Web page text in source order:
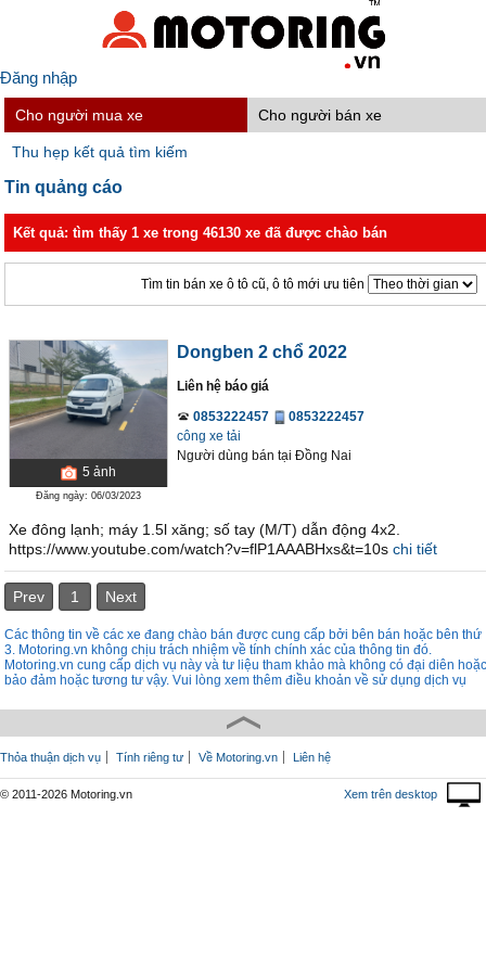
Đăng nhập
Cho người mua xe Cho người bán xe
Thu hẹp kết quả tìm kiếm
Tin quảng cáo
Kết quả: tìm thấy 1 xe trong 46130 xe đã được chào bán
Tìm tin bán xe ô tô cũ, ô tô mới ưu tiên
5 ảnh
Đăng ngày: 06/03/2023
Dongben 2 chổ 2022
Liên hệ báo giá
0853222457
0853222457
công xe tải
Người dùng bán tại Ðồng Nai
Xe đông lạnh; máy 1.5l xăng; số tay (M/T) dẫn động 4x2.
https://www.youtube.com/watch?v=flP1AAABHxs&t=10s chi tiết
Prev 1 Next
Các thông tin về các xe đang chào bán được cung cấp bởi bên bán hoặc bên thứ
3. Motoring.vn không chịu trách nhiệm về tính chính xác của thông tin đó.
Motoring.vn cung cấp dịch vụ này và tư liệu tham khảo mà không có đại diên hoặc
bảo đảm hoặc tương tư vậy. Vui lòng xem thêm điều khoản về sử dụng dịch vụ
Thỏa thuận dịch vụ Tính riêng tư Về Motoring.vn Liên hệ
© 2011-2026 Motoring.vn Xem trên desktop